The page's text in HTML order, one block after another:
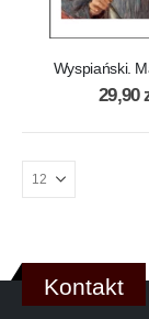
Wyspiański.
29,90
Kontakt